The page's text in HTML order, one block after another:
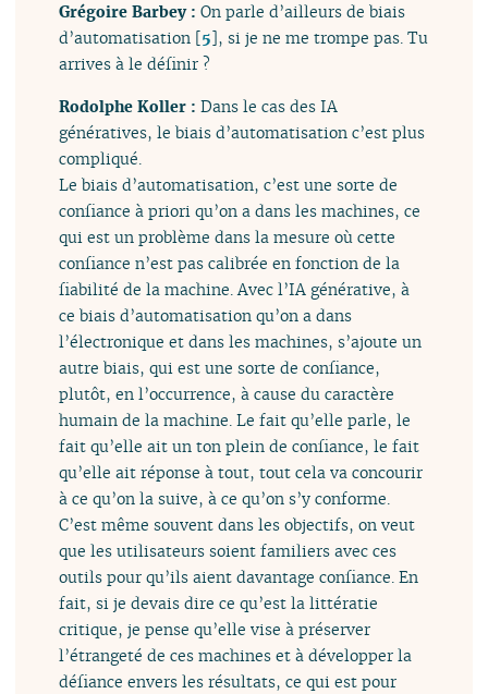
Grégoire Barbey :On parle d’ailleurs de biais
d’automatisation [5], si je ne me trompe pas. Tu
arrives à le définir ?
Rodolphe Koller :Dans le cas des IA
génératives, le biais d’automatisation c’est plus
compliqué.
Le biais d’automatisation, c’est une sorte de
confiance à priori qu’on a dans les machines, ce
qui est un problème dans la mesure où cette
confiance n’est pas calibrée en fonction de la
fiabilité de la machine. Avec l’IA générative, à
ce biais d’automatisation qu’on a dans
l’électronique et dans les machines, s’ajoute un
autre biais, qui est une sorte de confiance,
plutôt, en l’occurrence, à cause du caractère
humain de la machine. Le fait qu’elle parle, le
fait qu’elle ait un ton plein de confiance, le fait
qu’elle ait réponse à tout, tout cela va concourir
à ce qu’on la suive, à ce qu’on s’y conforme.
C’est même souvent dans les objectifs, on veut
que les utilisateurs soient familiers avec ces
outils pour qu’ils aient davantage confiance. En
fait, si je devais dire ce qu’est la littératie
critique, je pense qu’elle vise à préserver
l’étrangeté de ces machines et à développer la
défiance envers les résultats, ce qui est pour